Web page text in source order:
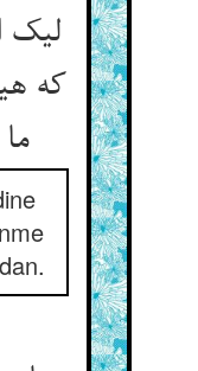
لیک
که
ما میاموز و مچین